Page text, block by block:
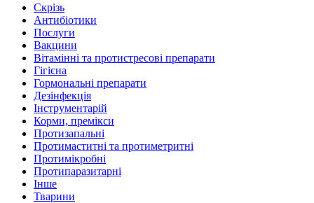
Скрізь
Антибіотики
Послуги
Вакцини
Вітамінні та протистресові препарати
Гігієна
Гормональні препарати
Дезінфекція
Інструментарій
Корми, премікси
Протизапальні
Протимаститні та протиметритні
Протимікробні
Протипаразитарні
Інше
Тварини